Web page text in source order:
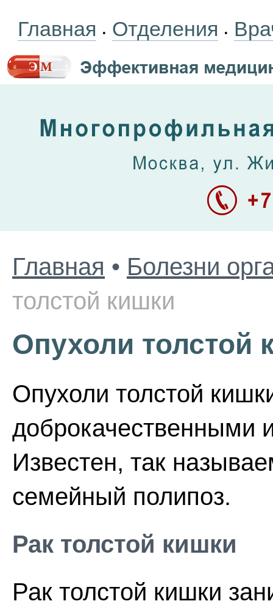
Главная • Отделения •
Главная • Болезни
толстой кишки
Опухоли толстой
Опухоли толстой
доброкачественными
Известен, так
семейный полипоз.
Рак толстой кишки
Рак толстой кишки